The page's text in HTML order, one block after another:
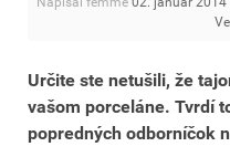
Určite ste netušili, že
vašom porceláne. Tvrdí
popredných odborníčok